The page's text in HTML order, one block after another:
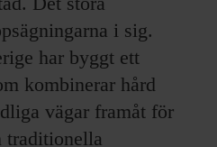
i sig.
har byggt ett
kombinerar hård
vägar framåt för
traditionella